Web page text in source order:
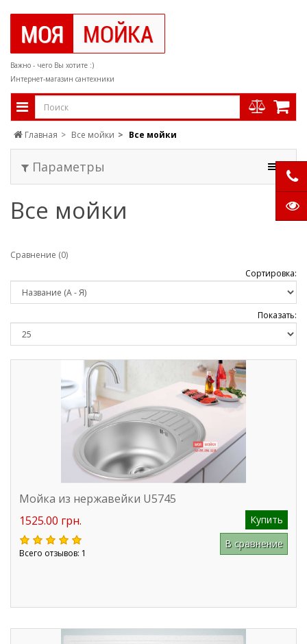
Важно - чего Вы хотите :)
Интернет-магазин сантехники
Главная Все мойки Все мойки
Параметры
Все мойки
Сравнение (0)
Сортировка:
Показать:
Мойка из нержавейки U5745
1525.00 грн.
Купить
Всего отзывов: 1
В сравнение